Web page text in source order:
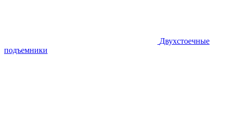
Двухстоечные
подъемники